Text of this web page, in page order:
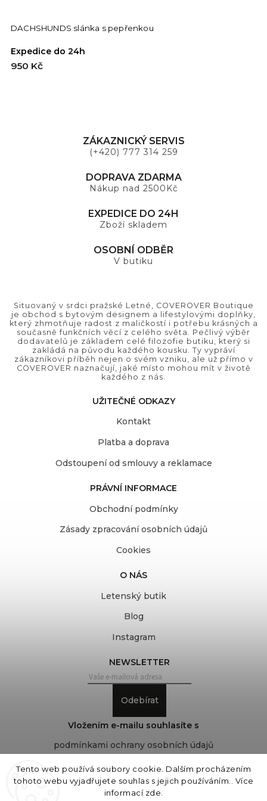
Tento web používá soubory cookie. Dalším procházením
tohoto webu vyjadřujete souhlas s jejich používáním.. Více
informací zde
DACHSHUNDS slánka s pepřenkou
Expedice do 24h
950 Kč
ZÁKAZNICKÝ SERVIS
(+420) 777 314 259
DOPRAVA ZDARMA
Nákup nad 2500Kč
EXPEDICE DO 24H
Zboží skladem
OSOBNÍ ODBĚR
V butiku
Situovaný v srdci pražské Letné, COVEROVER Boutique
je obchod s bytovým designem a lifestylovými doplňky,
který zhmotňuje radost z maličkostí i potřebu krásných a
současně funkčních věcí z celého světa. Pečlivý výběr
dodavatelů je základem celé filozofie butiku, který si
zakládá na původu každého kousku. Ty vypráví
zákazníkovi příběh nejen o svém vzniku, ale už přímo v
COVEROVER naznačují, jaké místo mohou mít v životě
každého z nás.
UŽITEČNÉ ODKAZY
Kontakt
Platba a doprava
Odstoupení od smlouvy a reklamace
PRÁVNÍ INFORMACE
Obchodní podmínky
Zásady zpracování osobních údajů
Cookies
O NÁS
Letenský butik
Blog
Instagram
NEWSLETTER
Odebírat
Vložením e-mailu souhlasíte s
podmínkami ochrany osobních údajů
COVEROVER